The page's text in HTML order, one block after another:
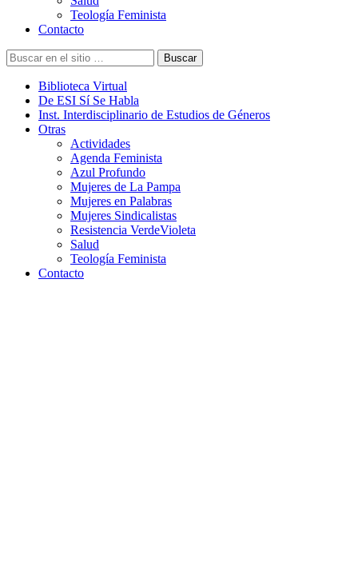
Teología Feminista
Contacto
Buscar
Biblioteca Virtual
De ESI Sí Se Habla
Inst. Interdisciplinario de Estudios de Géneros
Otras
Actividades
Agenda Feminista
Azul Profundo
Mujeres de La Pampa
Mujeres en Palabras
Mujeres Sindicalistas
Resistencia VerdeVioleta
Salud
Teología Feminista
Contacto